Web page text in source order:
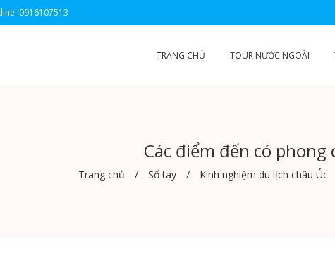
0916107513
TRANG CHỦ TOUR NƯỚC NGOÀI
Các điểm đến có
Trang chủ Sổ tay Kinh nghiệm du lịch châu Úc